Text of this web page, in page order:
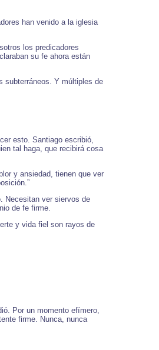
han venido a la iglesia
los predicadores
su fe ahora están
subterráneos. Y múltiples de
esto. Santiago escribió,
tal haga, que recibirá cosa
y ansiedad, tienen que ver
Necesitan ver siervos de
de fe firme.
y vida fiel son rayos de
Por un momento efímero,
firme. Nunca, nunca